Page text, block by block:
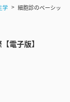
学
細胞診のベーシッ
電子版】